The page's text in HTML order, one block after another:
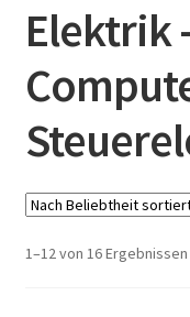
Elektrik
1–12 von 16